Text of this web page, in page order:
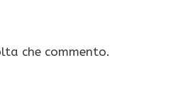
che commento.